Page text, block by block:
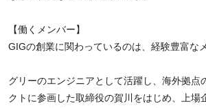
【働くメンバー】
GIGの創業に関わっているのは、経験豊富な
グリーのエンジニアとして活躍し、海外拠点
クトに参画した取締役の賀川をはじめ、上場